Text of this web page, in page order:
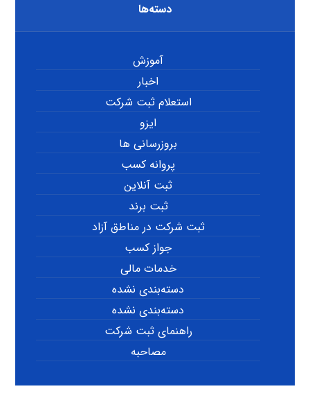
دسته‌ها
آموزش
اخبار
استعلام ثبت شرکت
ایزو
بروزرسانی ها
پروانه کسب
ثبت آنلاین
ثبت برند
ثبت شرکت در مناطق آزاد
جواز کسب
خدمات مالی
دسته‌بندی نشده
دسته‌بندی نشده
راهنمای ثبت شرکت
مصاحبه